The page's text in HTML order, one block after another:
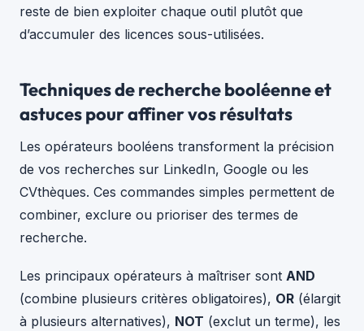
reste de bien exploiter chaque outil plutôt que
d’accumuler des licences sous-utilisées.
Techniques de recherche booléenne et
astuces pour affiner vos résultats
Les opérateurs booléens transforment la précision
de vos recherches sur LinkedIn, Google ou les
CVthèques. Ces commandes simples permettent de
combiner, exclure ou prioriser des termes de
recherche.
Les principaux opérateurs à maîtriser sont AND
(combine plusieurs critères obligatoires), OR (élargit
à plusieurs alternatives), NOT (exclut un terme), les